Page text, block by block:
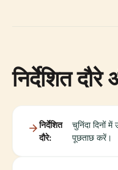
निर्देशित
निर्देशित
दौरे:
चुनिंदा दिनों
पूछताछ करें।